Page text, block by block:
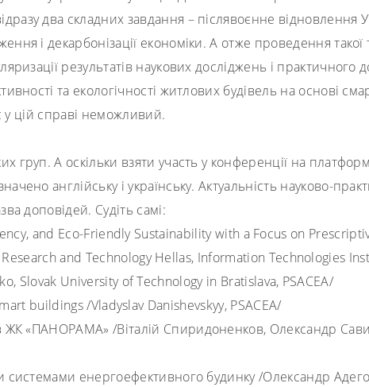
два складних завдання – післявоєнне відновлення
і декарбонізації економіки. А отже проведення такої
результатів наукових досліджень і практичного
та екологічності житлових будівель на основі
у цій справі неможливий.
груп. А оскільки взяти участь у конференції на
англійську і українську. Актуальність науково-
доповідей. Судіть самі:
and Eco-Friendly Sustainability with a Focus on
and Technology Hellas, Information Technologies
, Slovak University of Technology in Bratislava, PSACEA/
buildings/Vladyslav Danishevskyy,PSACEA/
в ЖК «ПАНОРАМА»/Віталій Спиридоненков, Олександр
системами енергоефективного будинку/Олександр